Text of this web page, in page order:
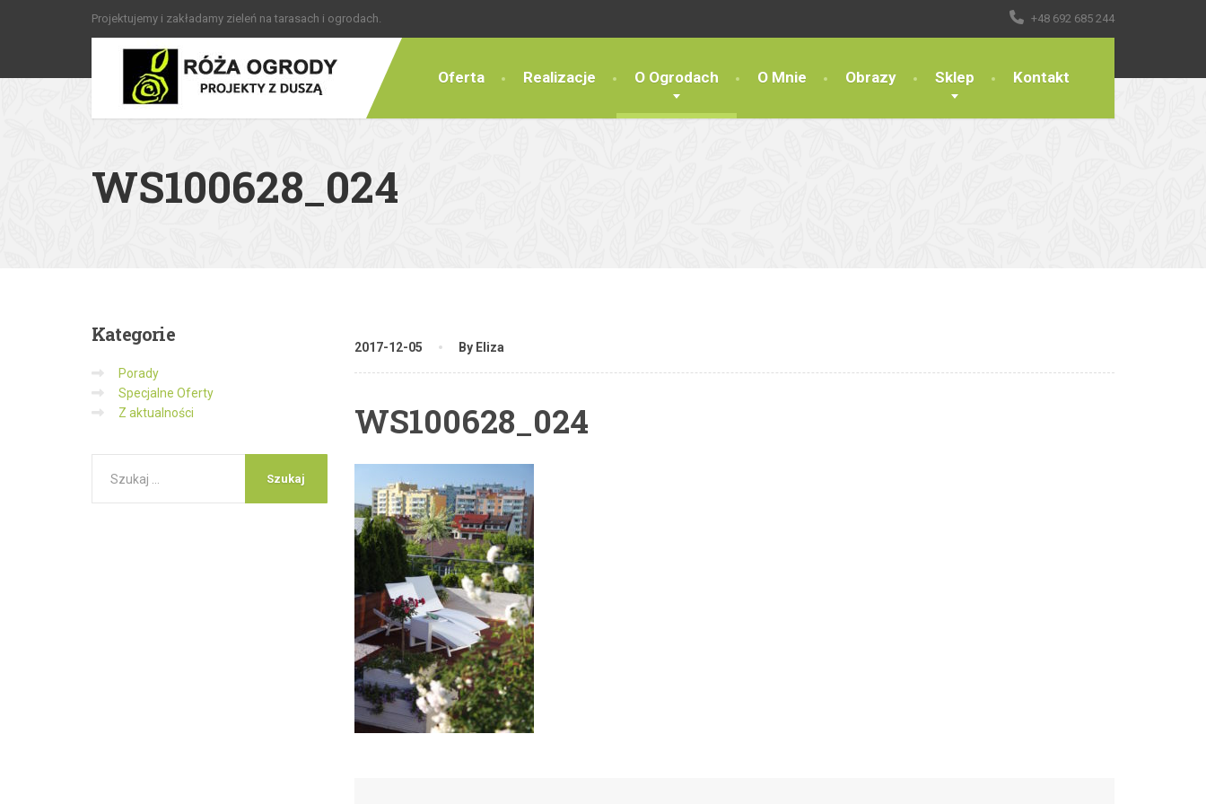
Projektujemy i zakładamy zieleń na tarasach i ogrodach. +48 692 685 244
Oferta Realizacje O Ogrodach O Mnie Obrazy Sklep Kontakt
WS100628_024
2017-12-05 By Eliza
WS100628_024
Kategorie
Porady
Specjalne Oferty
Z aktualności